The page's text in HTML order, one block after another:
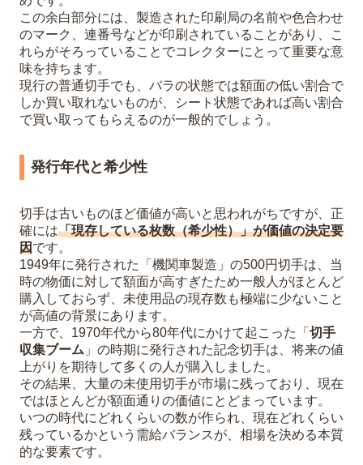
この余白部分には、製造された印刷局の名前や色合わせ
のマーク、連番号などが印刷されていることがあり、こ
れらがそろっていることでコレクターにとって重要な意
味を持ちます。
現行の普通切手でも、バラの状態では額面の低い割合で
しか買い取れないものが、シート状態であれば高い割合
で買い取ってもらえるのが一般的でしょう。
発行年代と希少性
切手は古いものほど価値が高いと思われがちですが、正
確には「現存している枚数（希少性）」が価値の決定要
因です。
1949年に発行された「機関車製造」の500円切手は、当
時の物価に対して額面が高すぎたため一般人がほとんど
購入しておらず、未使用品の現存数も極端に少ないこと
が高値の背景にあります。
一方で、1970年代から80年代にかけて起こった「 切手
収集ブーム 」の時期に発行された記念切手は、将来の値
上がりを期待して多くの人が購入しました。
その結果、大量の未使用切手が市場に残っており、現在
ではほとんどが額面通りの価値にとどまっています。
いつの時代にどれくらいの数が作られ、現在どれくらい
残っているかという需給バランスが、相場を決める本質
的な要素です。